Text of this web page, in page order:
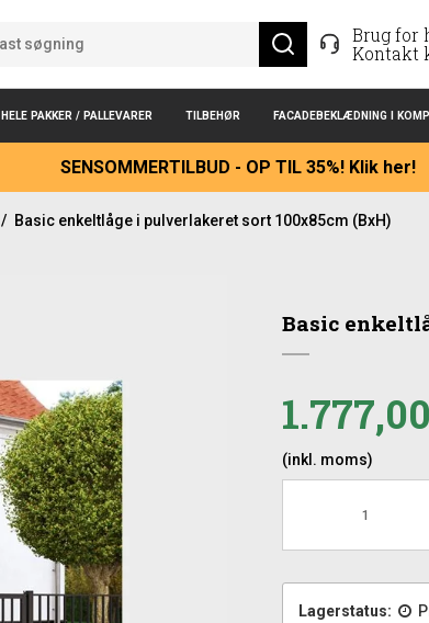
Brug for
Kontakt
HELE PAKKER / PALLEVARER TILBEHØR FACADEBEKLÆDNING I
SENSOMMERTILBUD - OP TIL 35%! Klik her!
/ Basic enkeltlåge i pulverlakeret sort 100x85cm (BxH)
Basic
(inkl. moms)
Lagerstatus: